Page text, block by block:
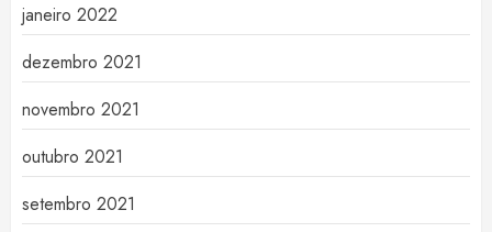
janeiro 2022
dezembro 2021
novembro 2021
outubro 2021
setembro 2021